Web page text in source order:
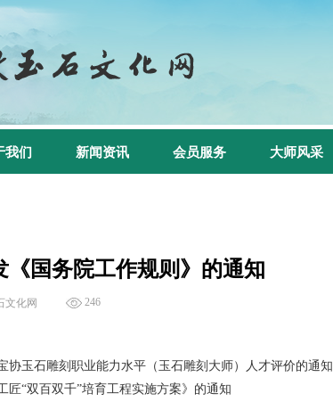
我们 新闻资讯 会员服务 大师风采
《国务院工作规则》的通知
文化网 246
协玉石雕刻职业能力水平（玉石雕刻大师）人才评价的通知
匠“双百双千”培育工程实施方案》的通知